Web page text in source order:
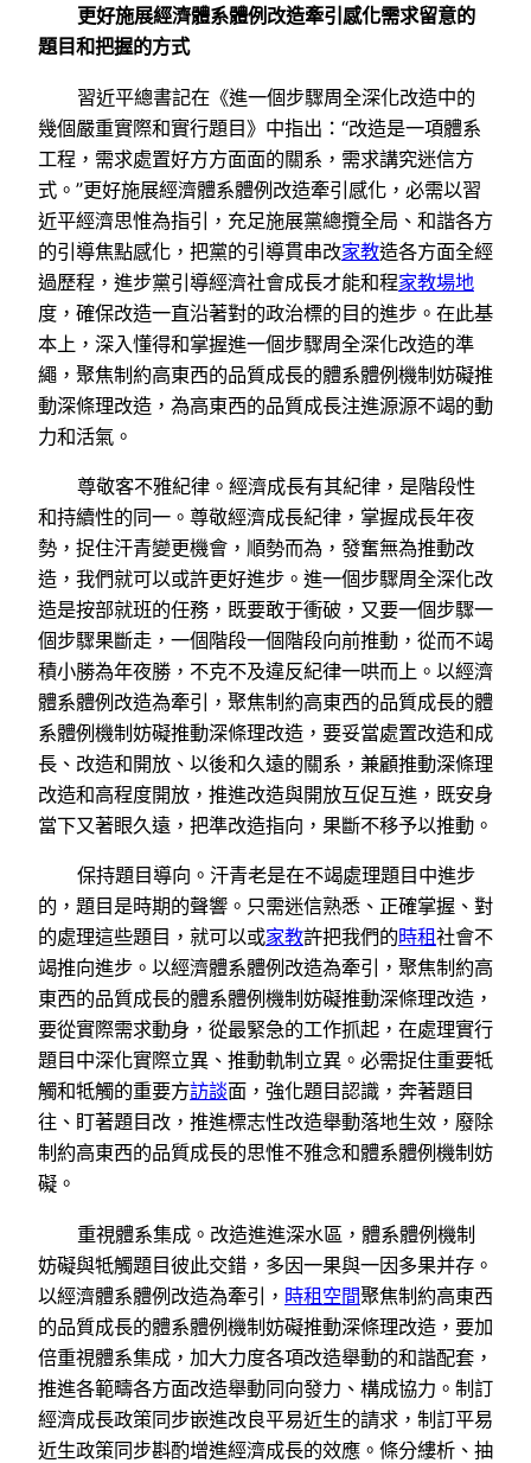
更好施展經濟體系體例改造牽引感化需求留意的
題目和把握的方式
習近平總書記在《進一個步驟周全深化改造中的
幾個嚴重實際和實行題目》中指出：“改造是一項體系
工程，需求處置好方方面面的關系，需求講究迷信方
式。”更好施展經濟體系體例改造牽引感化，必需以習
近平經濟思惟為指引，充足施展黨總攬全局、和諧各方
的引導焦點感化，把黨的引導貫串改家教造各方面全經
過歷程，進步黨引導經濟社會成長才能和程家教場地
度，確保改造一直沿著對的政治標的目的進步。在此基
本上，深入懂得和掌握進一個步驟周全深化改造的準
繩，聚焦制約高東西的品質成長的體系體例機制妨礙推
動深條理改造，為高東西的品質成長注進源源不竭的動
力和活氣。
尊敬客不雅紀律。經濟成長有其紀律，是階段性
和持續性的同一。尊敬經濟成長紀律，掌握成長年夜
勢，捉住汗青變更機會，順勢而為，發奮無為推動改
造，我們就可以或許更好進步。進一個步驟周全深化改
造是按部就班的任務，既要敢于衝破，又要一個步驟一
個步驟果斷走，一個階段一個階段向前推動，從而不竭
積小勝為年夜勝，不克不及違反紀律一哄而上。以經濟
體系體例改造為牽引，聚焦制約高東西的品質成長的體
系體例機制妨礙推動深條理改造，要妥當處置改造和成
長、改造和開放、以後和久遠的關系，兼顧推動深條理
改造和高程度開放，推進改造與開放互促互進，既安身
當下又著眼久遠，把準改造指向，果斷不移予以推動。
保持題目導向。汗青老是在不竭處理題目中進步
的，題目是時期的聲響。只需迷信熟悉、正確掌握、對
的處理這些題目，就可以或家教許把我們的時租社會不
竭推向進步。以經濟體系體例改造為牽引，聚焦制約高
東西的品質成長的體系體例機制妨礙推動深條理改造，
要從實際需求動身，從最緊急的工作抓起，在處理實行
題目中深化實際立異、推動軌制立異。必需捉住重要牴
觸和牴觸的重要方訪談面，強化題目認識，奔著題目
往、盯著題目改，推進標志性改造舉動落地生效，廢除
制約高東西的品質成長的思惟不雅念和體系體例機制妨
礙。
重視體系集成。改造進進深水區，體系體例機制
妨礙與牴觸題目彼此交錯，多因一果與一因多果并存。
以經濟體系體例改造為牽引， 時租空間聚焦制約高東西
的品質成長的體系體例機制妨礙推動深條理改造，要加
倍重視體系集成，加大力度各項改造舉動的和諧配套，
推進各範疇各方面改造舉動同向發力、構成協力。制訂
經濟成長政策同步嵌進改良平易近生的請求，制訂平易
近生政策同步斟酌增進經濟成長的效應。條分縷析、抽